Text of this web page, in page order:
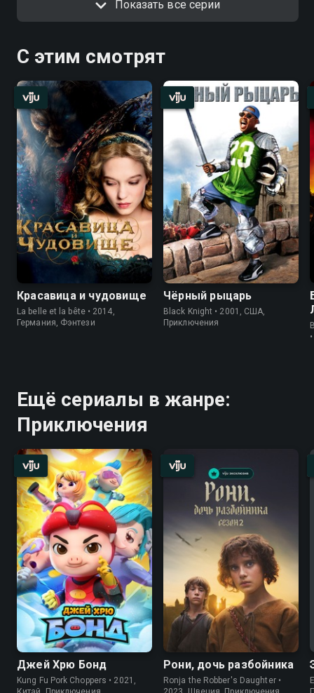
Показать все серии
С этим смотрят
Красавица и чудовище
La belle et la bête • 2014,
Германия, Фэнтези
Чёрный рыцарь
Black Knight • 2001, США,
Приключения
Ещё сериалы в жанре:
Приключения
Джей Хрю Бонд
Kung Fu Pork Choppers • 2021,
Рони, дочь разбойника
Ronja the Robber's Daughter •